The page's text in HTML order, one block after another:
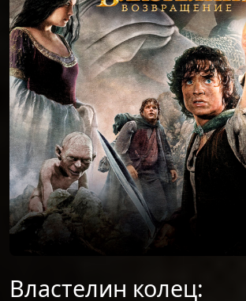
Властелин колец: